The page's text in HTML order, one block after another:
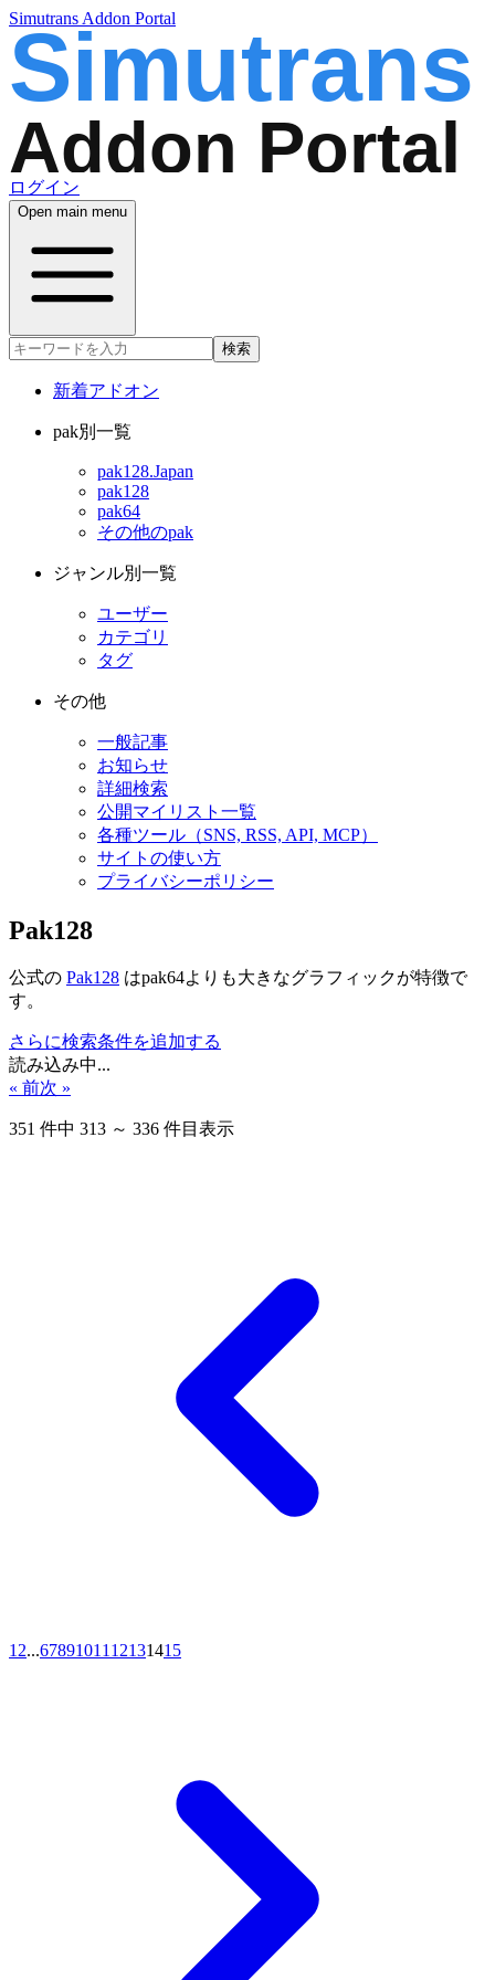
Simutrans Addon Portal
ログイン
Open main menu
検索
新着アドオン
pak別一覧
pak128.Japan
pak128
pak64
その他のpak
ジャンル別一覧
ユーザー
カテゴリ
タグ
その他
一般記事
お知らせ
詳細検索
公開マイリスト一覧
各種ツール（SNS, RSS, API, MCP）
サイトの使い方
プライバシーポリシー
Pak128
公式の Pak128 はpak64よりも大きなグラフィックが特徴で
す。
さらに検索条件を追加する
読み込み中...
« 前次 »
351 件中 313 ～ 336 件目表示
12...6789101112131415